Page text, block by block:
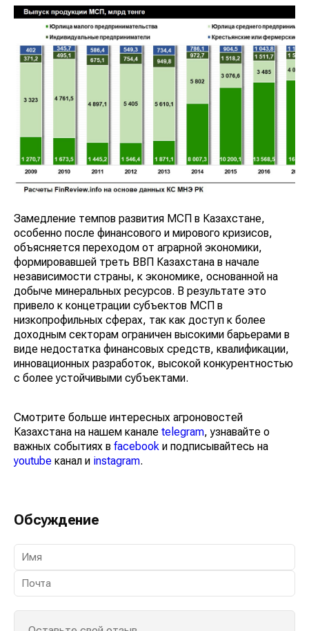
Замедление темпов развития МСП в Казахстане,
особенно после финансового и мирового кризисов,
объясняется переходом от аграрной экономики,
формировавшей треть ВВП Казахстана в начале
независимости страны, к экономике, основанной на
добыче минеральных ресурсов. В результате это
привело к концетрации субъектов МСП в
низкопрофильных сферах, так как доступ к более
доходным секторам ограничен высокими барьерами в
виде недостатка финансовых средств, квалификации,
инновационных разработок, высокой конкурентностью
с более устойчивыми субъектами.
Смотрите больше интересных агроновостей
Казахстана на нашем канале telegram, узнавайте о
важных событиях в facebook и подписывайтесь на
youtube канал и instagram.
Обсуждение